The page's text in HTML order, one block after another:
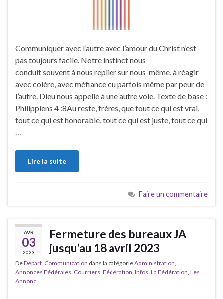
Communiquer avec l’autre avec l’amour du Christ n’est
pas toujours facile. Notre instinct nous
conduit souvent à nous replier sur nous-même, à réagir
avec colère, avec méfiance ou parfois même par peur de
l’autre. Dieu nous appelle à une autre voie. Texte de base :
Philippiens 4 :8Au reste, frères, que tout ce qui est vrai,
tout ce qui est honorable, tout ce qui est juste, tout ce qui
Lire la suite
Faire un commentaire
AVR
03
2023
Fermeture des bureaux JA
jusqu’au 18 avril 2023
DeDépart. Communication dans la catégorieAdministration
Annonces Fédérales Courriers Fédération Infos La Fédération Les
Annonc